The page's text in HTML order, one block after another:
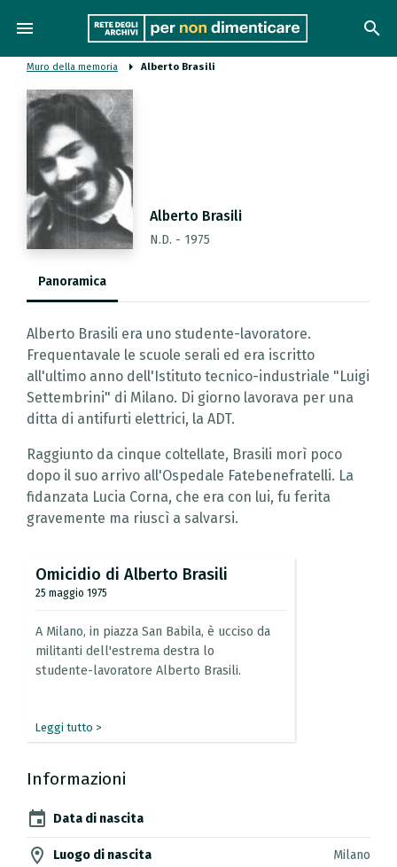
menu search
Muro della memoria Alberto Brasili
Alberto Brasili
N.D. - 1975
Panoramica
Alberto Brasili era uno studente-lavoratore.
Frequentavale le scuole serali ed era iscritto
all'ultimo anno dell'Istituto tecnico-industriale "Luigi
Settembrini" di Milano. Di giorno lavorava per una
ditta di antifurti elettrici, la ADT.
Raggiunto da cinque coltellate, Brasili morì poco
dopo il suo arrivo all'Ospedale Fatebenefratelli. La
fidanzata Lucia Corna, che era con lui, fu ferita
gravemente ma riuscì a salvarsi.
Omicidio di Alberto Brasili
25 maggio 1975
A Milano, in piazza San Babila, è ucciso da
militanti dell'estrema destra lo
studente-lavoratore Alberto Brasili.
Leggi tutto >
Informazioni
event Data di nascita
location_on Luogo di nascita Milano